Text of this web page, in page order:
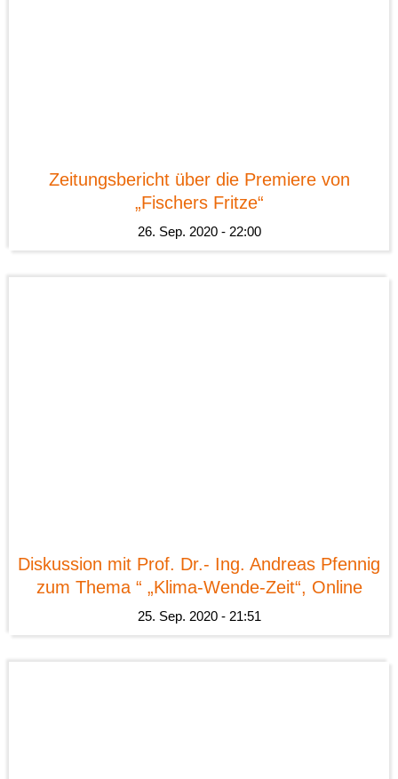
Zeitungsbericht über die Premiere von
„Fischers Fritze“
26. Sep. 2020 - 22:00
Diskussion mit Prof. Dr.- Ing. Andreas Pfennig
zum Thema “ „Klima-Wende-Zeit“, Online
25. Sep. 2020 - 21:51